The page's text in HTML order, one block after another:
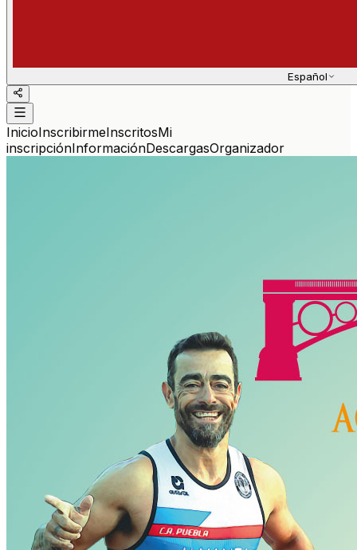
Español
InicioInscribirmeInscritosMi
inscripciónInformaciónDescargasOrganizador